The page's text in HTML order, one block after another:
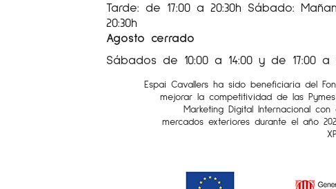
Tarde: de 17:00 a 20:30h Sábado:
20:30h
Agosto cerrado
Sábados de 10:00 a 14:00 y de 17:00 a
Espai Cavallers ha sido beneficiaria del
mejorar la competitividad de las
Marketing Digital Internacional
mercados exteriores durante el año